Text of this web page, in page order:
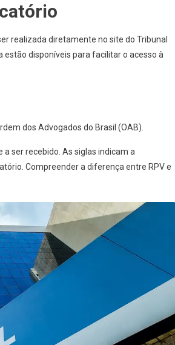
realizada diretamente no site do Tribunal
estão disponíveis para facilitar o acesso à
dos Advogados do Brasil (OAB).
ser recebido. As siglas indicam a
Compreender a diferença entre RPV e